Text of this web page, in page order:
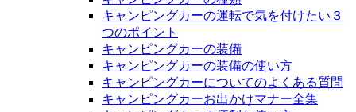
キャンピングカーの運転で気を付けたい３
つのポイント
キャンピングカーの装備
キャンピングカーの装備の使い方
キャンピングカーについてのよくある質問
キャンピングカーお出かけマナー全集